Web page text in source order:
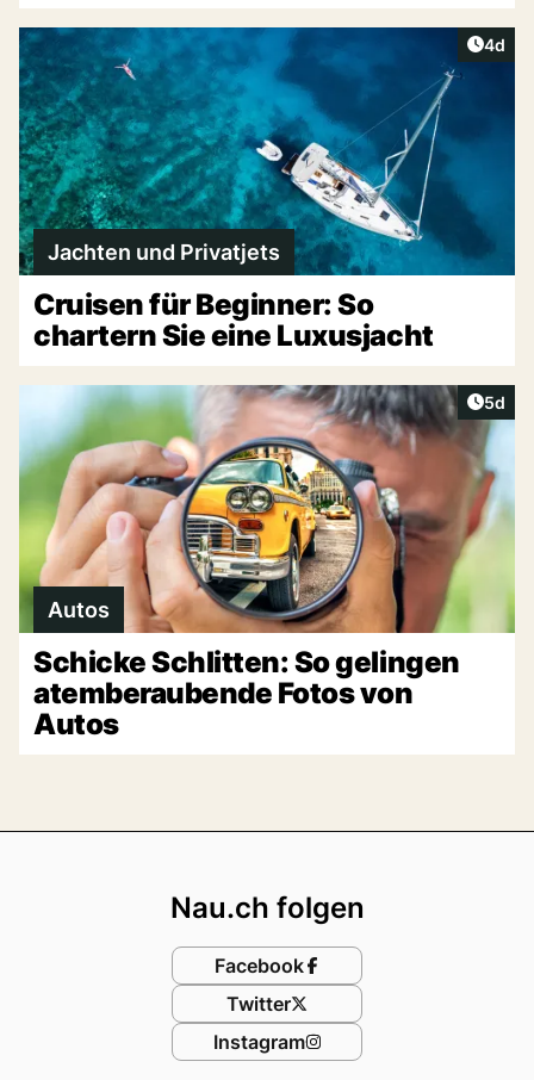
4d
Jachten und Privatjets
Cruisen für Beginner: So
chartern Sie eine Luxusjacht
5d
Autos
Schicke Schlitten: So gelingen
atemberaubende Fotos von
Autos
Nau.ch folgen
Facebook
Twitter
Instagram